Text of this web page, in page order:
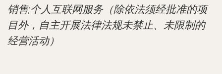
销售;个人互联网服务（除依法须经批准的项
目外，自主开展法律法规未禁止、未限制的
经营活动）